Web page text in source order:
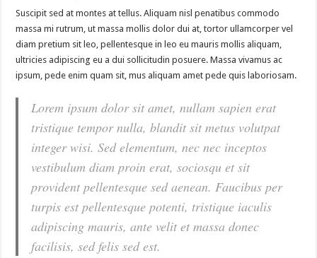
Suscipit sed at montes at tellus. Aliquam nisl penatibus commodo
massa mi rutrum, ut massa mollis dolor dui at, tortor ullamcorper vel
diam pretium sit leo, pellentesque in leo eu mauris mollis aliquam,
ultricies adipiscing eu a dui sollicitudin posuere. Massa vivamus ac
ipsum, pede enim quam sit, mus aliquam amet pede quis laboriosam.
Lorem ipsum dolor sit amet, nullam sapien erat
tristique tempor nulla, blandit sit metus volutpat
integer wisi. Sed elementum, nec nec inceptos
vestibulum diam proin erat, sociosqu et sit
provident pellentesque sed aenean. Faucibus per
turpis est pellentesque potenti, tristique iaculis
adipiscing mauris, ante velit et massa donec
facilisis, sed felis sed est.